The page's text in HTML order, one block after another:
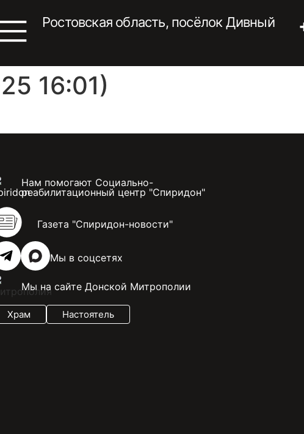
Ростовская область, посёлок Дивный
16:01)
Нам помогают Социально-
реабилитационный центр "Спиридон"
Газета "Спиридон-новости"
Мы в соцсетях
Мы на сайте Донской Митрополии
Храм Настоятель